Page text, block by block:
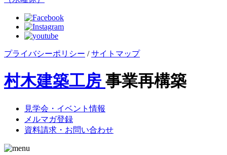
プライバシーポリシー /サイトマップ
村木建築工房 事業再構築
見学会・イベント情報
メルマガ登録
資料請求・お問い合わせ